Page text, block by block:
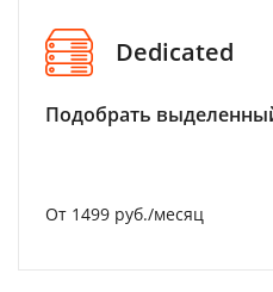
Dedicated
Подобрать
От 1499 руб./месяц